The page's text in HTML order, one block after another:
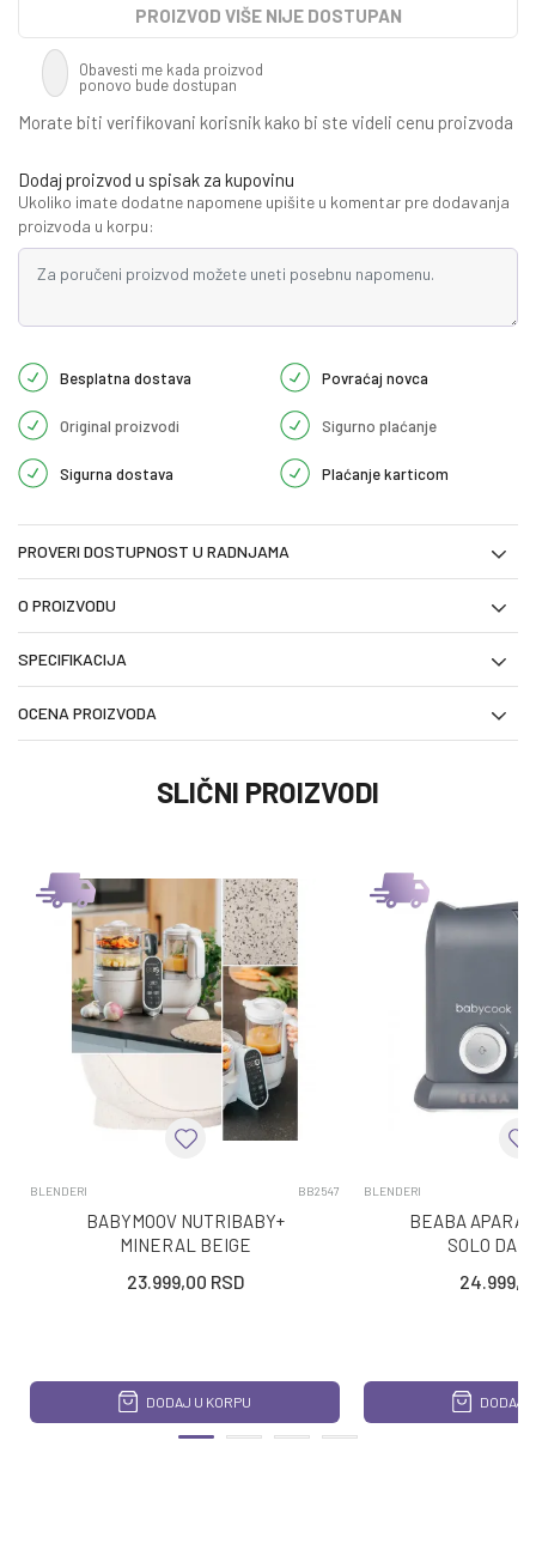
PROIZVOD VIŠE NIJE DOSTUPAN
Obavesti me kada proizvod
ponovo bude dostupan
Morate biti verifikovani korisnik kako bi ste videli cenu proizvoda
Dodaj proizvod u spisak za kupovinu
Ukoliko imate dodatne napomene upišite u komentar pre dodavanja
proizvoda u korpu:
Besplatna dostava Povraćaj novca
Original proizvodi Sigurno plaćanje
Sigurna dostava Plaćanje karticom
PROVERI DOSTUPNOST U RADNJAMA
O PROIZVODU
SPECIFIKACIJA
OCENA PROIZVODA
SLIČNI PROIZVODI
BLENDERI BB2547
BABYMOOV NUTRIBABY+
MINERAL BEIGE
23.999,00 RSD
DODAJ U KORPU
BLENDERI
BEABA
SOLO
DODAJ